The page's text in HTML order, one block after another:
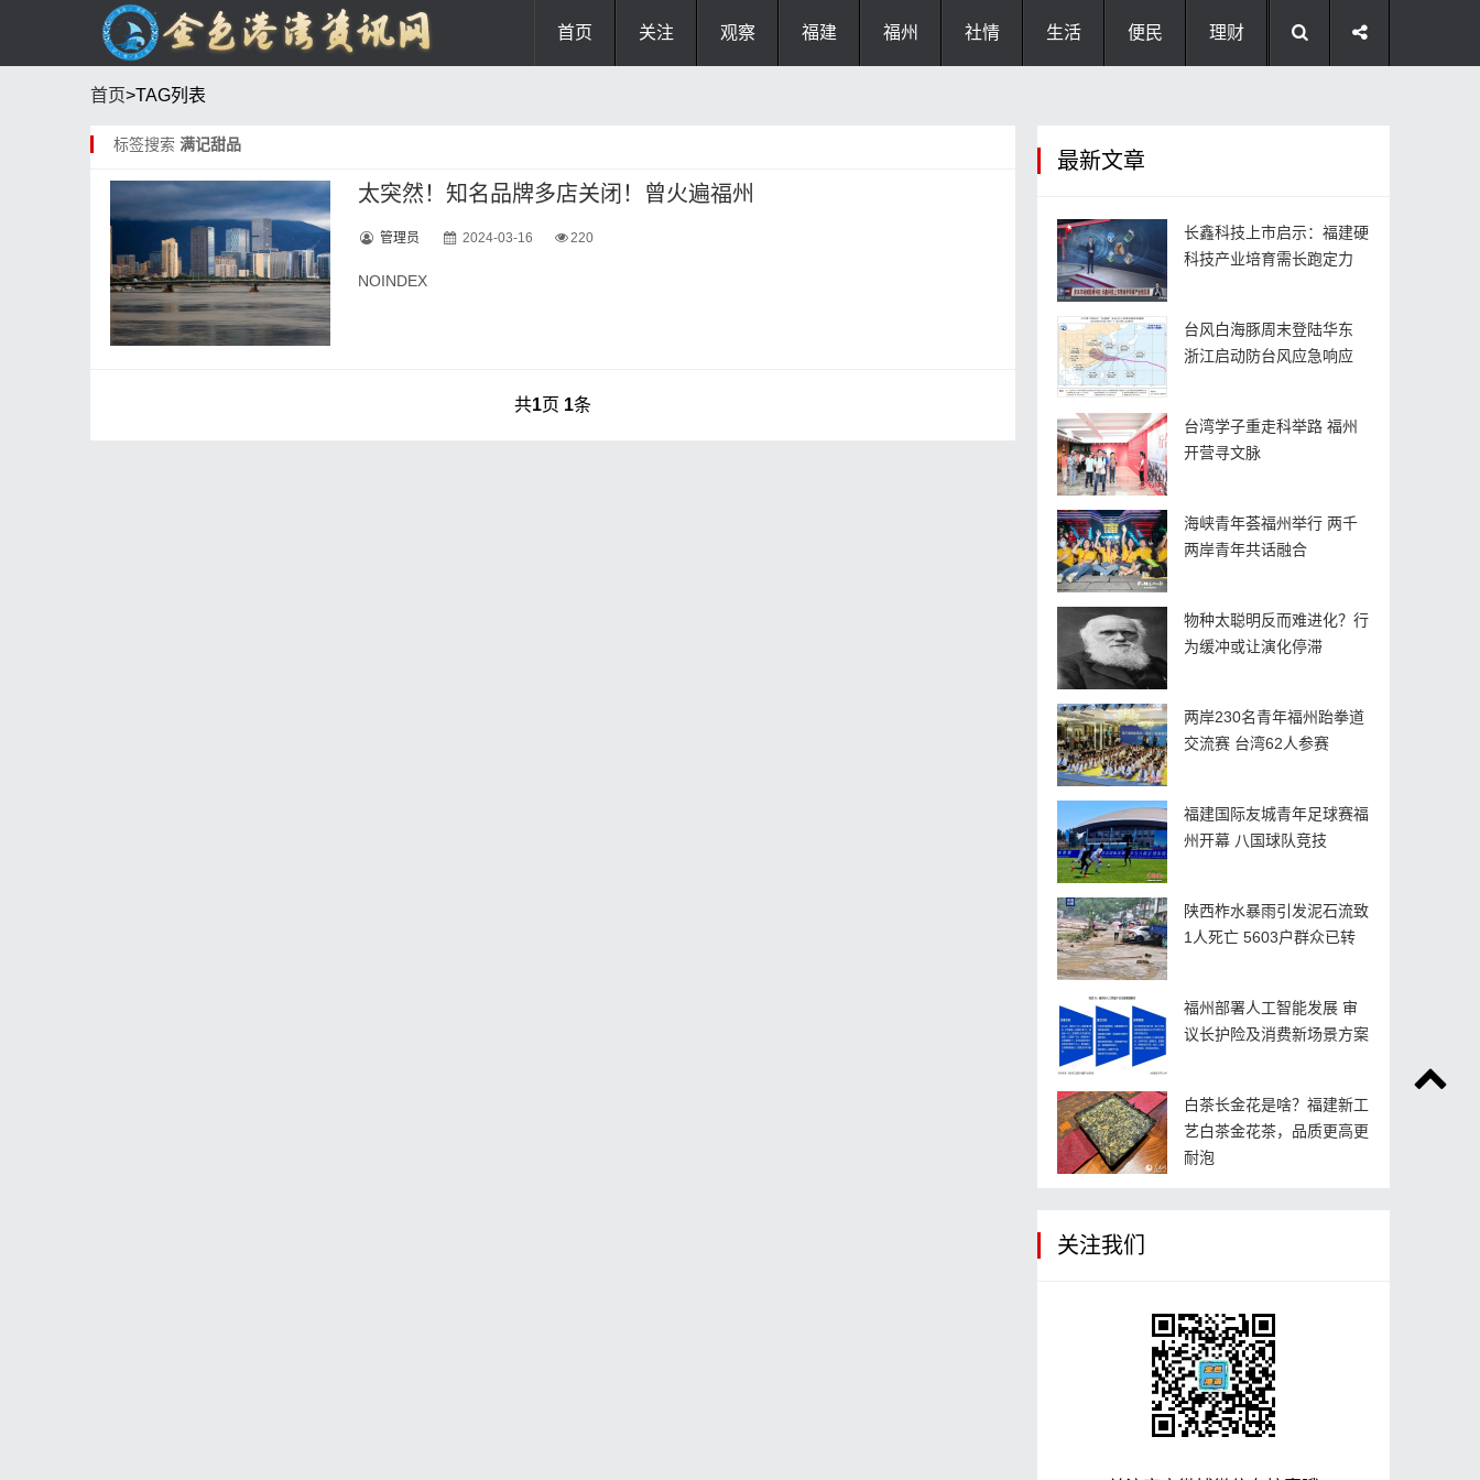
首页 关注 观察 福建 福州 社情 生活 便民 理财
首页>TAG列表
标签搜索 满记甜品
太突然！知名品牌多店关闭！曾火遍福州
管理员 2024-03-16 220
NOINDEX
共1页 1条
最新文章
长鑫科技上市启示：福建硬
科技产业培育需长跑定力
台风白海豚周末登陆华东
浙江启动防台风应急响应
台湾学子重走科举路 福州
开营寻文脉
海峡青年荟福州举行 两千
两岸青年共话融合
物种太聪明反而难进化？行
为缓冲或让演化停滞
两岸230名青年福州跆拳道
交流赛 台湾62人参赛
福建国际友城青年足球赛福
州开幕 八国球队竞技
陕西柞水暴雨引发泥石流致
1人死亡 5603户群众已转
福州部署人工智能发展 审
议长护险及消费新场景方案
白茶长金花是啥？福建新工
艺白茶金花茶，品质更高更
耐泡
关注我们